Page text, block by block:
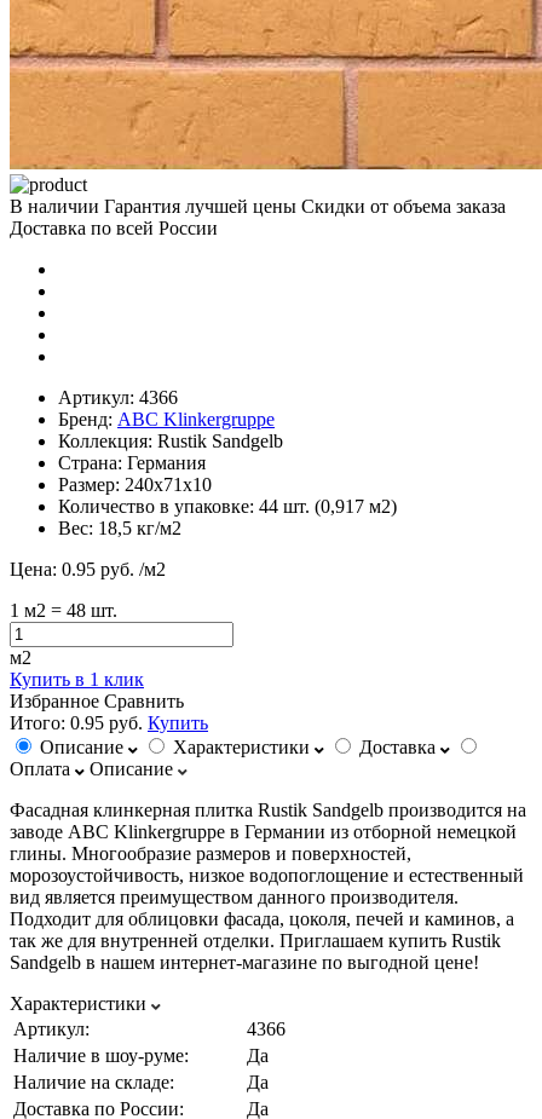
В наличии Гарантия лучшей цены Скидки от объема заказа
Доставка по всей России
Артикул: 4366
Бренд: ABC Klinkergruppe
Коллекция: Rustik Sandgelb
Страна: Германия
Размер: 240х71х10
Количество в упаковке: 44 шт. (0,917 м2)
Вес: 18,5 кг/м2
Цена: 0.95 руб. /м2
1 м2 = 48 шт.
м2
Купить в 1 клик
Избранное Сравнить
Итого: 0.95 руб. Купить
Описание
Характеристики
Доставка
Оплата
Описание
Фасадная клинкерная плитка Rustik Sandgelb производится на
заводе ABC Klinkergruppe в Германии из отборной немецкой
глины. Многообразие размеров и поверхностей,
морозоустойчивость, низкое водопоглощение и естественный
вид является преимуществом данного производителя.
Подходит для облицовки фасада, цоколя, печей и каминов, а
так же для внутренней отделки. Приглашаем купить Rustik
Sandgelb в нашем интернет-магазине по выгодной цене!
Характеристики
Артикул:
4366
Наличие в шоу-руме:
Да
Наличие на складе:
Да
Доставка по России:
Да